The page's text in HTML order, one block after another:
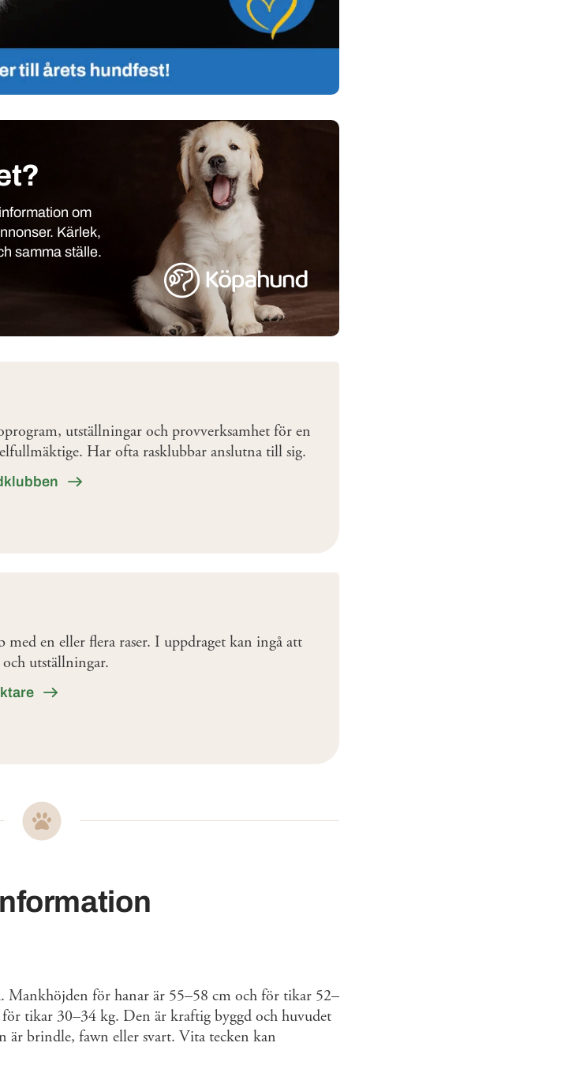
om
Kärlek,
samma ställe.
utställningar och provverksamhet för en
Har ofta rasklubbar anslutna till sig.
med en eller flera raser. I uppdraget kan ingå att
utställningar.
Mankhöjden för hanar är 55–58 cm och för tikar 52–
tikar 30–34 kg. Den är kraftig byggd och huvudet
är brindle, fawn eller svart. Vita tecken kan